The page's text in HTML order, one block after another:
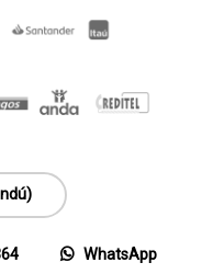
WhatsApp